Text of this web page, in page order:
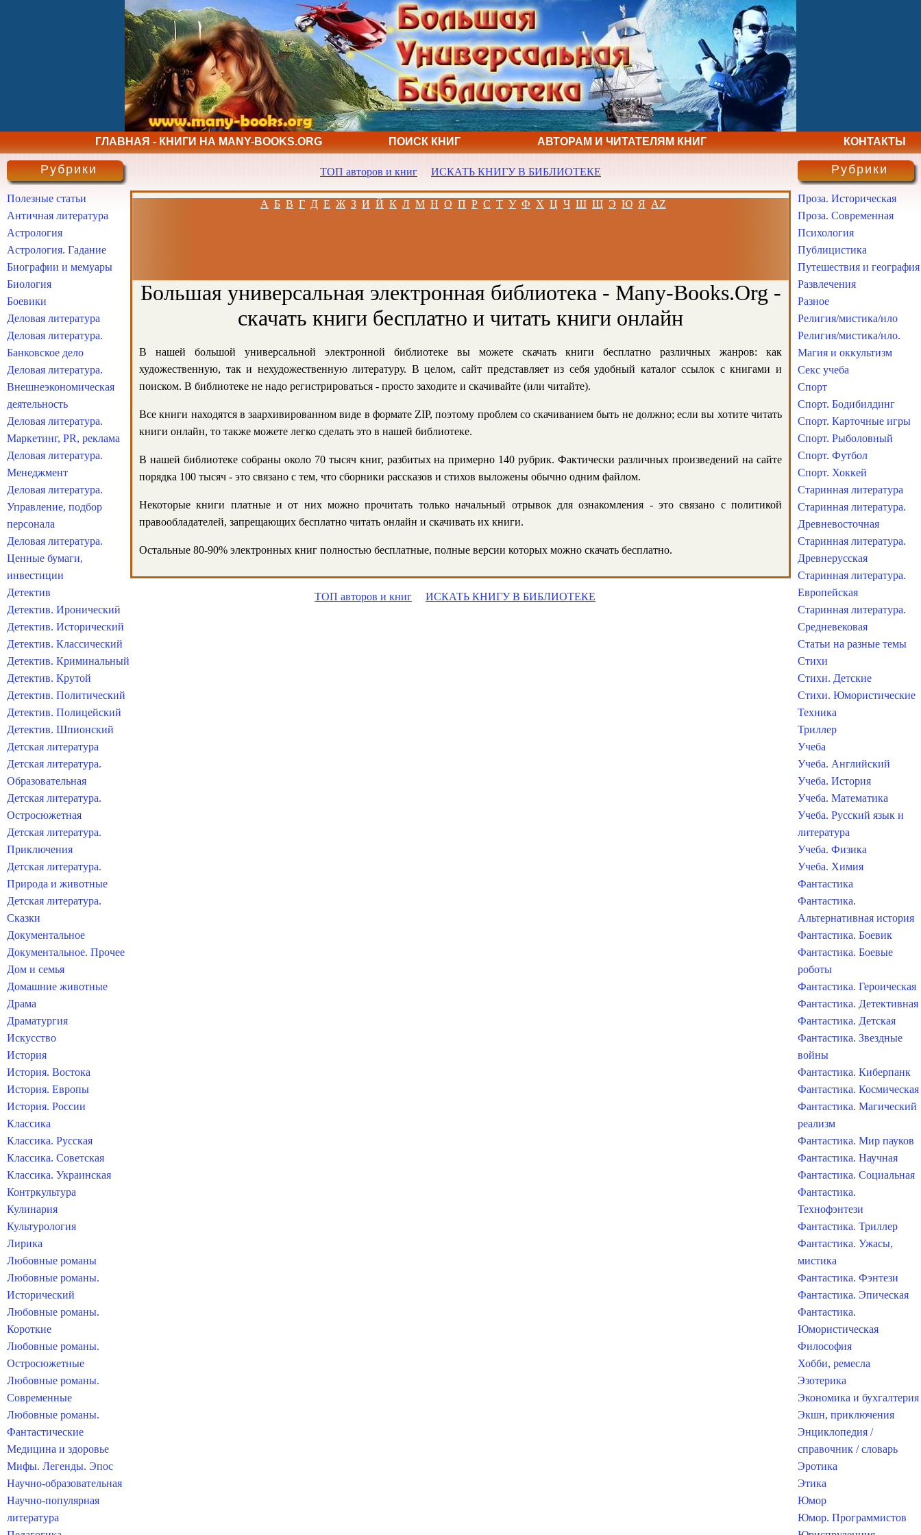
ГЛАВНАЯ - КНИГИ НА MANY-BOOKS.ORG ПОИСК КНИГ АВТОРАМ И ЧИТАТЕЛЯМ КНИГ КОНТАКТЫ
ТОП авторов и книг ИСКАТЬ КНИГУ В БИБЛИОТЕКЕ
А Б В Г Д Е Ж З И Й К Л М Н О П Р С Т У Ф Х Ц Ч Ш Щ Э Ю Я AZ
Большая универсальная электронная библиотека - Many-Books.Org -
скачать книги бесплатно и читать книги онлайн
В нашей большой универсальной электронной библиотеке вы можете скачать книги бесплатно различных жанров: как
художественную, так и нехудожественную литературу. В целом, сайт представляет из себя удобный каталог ссылок с книгами и
поиском. В библиотеке не надо регистрироваться - просто заходите и скачивайте (или читайте).
Все книги находятся в заархивированном виде в формате ZIP, поэтому проблем со скачиванием быть не должно; если вы хотите читать
книги онлайн, то также можете легко сделать это в нашей библиотеке.
В нашей библиотеке собраны около 70 тысяч книг, разбитых на примерно 140 рубрик. Фактически различных произведений на сайте
порядка 100 тысяч - это связано с тем, что сборники рассказов и стихов выложены обычно одним файлом.
Некоторые книги платные и от них можно прочитать только начальный отрывок для ознакомления - это связано с политикой
правообладателей, запрещающих бесплатно читать онлайн и скачивать их книги.
Остальные 80-90% электронных книг полностью бесплатные, полные версии которых можно скачать бесплатно.
ТОП авторов и книг ИСКАТЬ КНИГУ В БИБЛИОТЕКЕ
Рубрики
Полезные статьи
Античная литература
Астрология
Астрология. Гадание
Биографии и мемуары
Биология
Боевики
Деловая литература
Деловая литература.
Банковское дело
Деловая литература.
Внешнеэкономическая
деятельность
Деловая литература.
Маркетинг, PR, реклама
Деловая литература.
Менеджмент
Деловая литература.
Управление, подбор
персонала
Деловая литература.
Ценные бумаги,
инвестиции
Детектив
Детектив. Иронический
Детектив. Исторический
Детектив. Классический
Детектив. Криминальный
Детектив. Крутой
Детектив. Политический
Детектив. Полицейский
Детектив. Шпионский
Детская литература
Детская литература.
Образовательная
Детская литература.
Остросюжетная
Детская литература.
Приключения
Детская литература.
Природа и животные
Детская литература.
Сказки
Документальное
Документальное. Прочее
Дом и семья
Домашние животные
Драма
Драматургия
Искусство
История
История. Востока
История. Европы
История. России
Классика
Классика. Русская
Классика. Советская
Классика. Украинская
Контркультура
Кулинария
Культурология
Лирика
Любовные романы
Любовные романы.
Исторический
Любовные романы.
Короткие
Любовные романы.
Остросюжетные
Любовные романы.
Современные
Любовные романы.
Фантастические
Медицина и здоровье
Мифы. Легенды. Эпос
Научно-образовательная
Научно-популярная
литература
Рубрики
Проза. Историческая
Проза. Современная
Психология
Публицистика
Путешествия и география
Развлечения
Разное
Религия/мистика/нло
Религия/мистика/нло.
Магия и оккультизм
Секс учеба
Спорт
Спорт. Бодибилдинг
Спорт. Карточные игры
Спорт. Рыболовный
Спорт. Футбол
Спорт. Хоккей
Старинная литература
Старинная литература.
Древневосточная
Старинная литература.
Древнерусская
Старинная литература.
Европейская
Старинная литература.
Средневековая
Статьи на разные темы
Стихи
Стихи. Детские
Стихи. Юмористические
Техника
Триллер
Учеба
Учеба. Английский
Учеба. История
Учеба. Математика
Учеба. Русский язык и
литература
Учеба. Физика
Учеба. Химия
Фантастика
Фантастика.
Альтернативная история
Фантастика. Боевик
Фантастика. Боевые
роботы
Фантастика. Героическая
Фантастика. Детективная
Фантастика. Детская
Фантастика. Звездные
войны
Фантастика. Киберпанк
Фантастика. Космическая
Фантастика. Магический
реализм
Фантастика. Мир пауков
Фантастика. Научная
Фантастика. Социальная
Фантастика.
Технофэнтези
Фантастика. Триллер
Фантастика. Ужасы,
мистика
Фантастика. Фэнтези
Фантастика. Эпическая
Фантастика.
Юмористическая
Философия
Хобби, ремесла
Эзотерика
Экономика и бухгалтерия
Экшн, приключения
Энциклопедия /
справочник / словарь
Эротика
Этика
Юмор
Юмор. Программистов